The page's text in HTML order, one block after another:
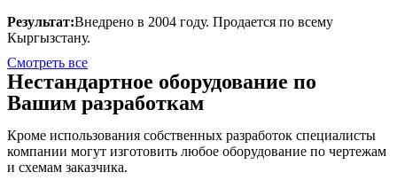
Результат:Внедрено в 2004 году. Продается по всему
Кыргызстану.
Смотреть все
Нестандартное оборудование по
Вашим разработкам
Кроме использования собственных разработок специалисты
компании могут изготовить любое оборудование по чертежам
и схемам заказчика.